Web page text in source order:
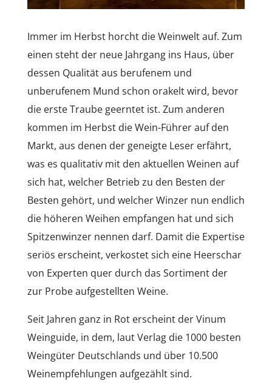
Immer im Herbst horcht die Weinwelt auf. Zum
einen steht der neue Jahrgang ins Haus, über
dessen Qualität aus berufenem und
unberufenem Mund schon orakelt wird, bevor
die erste Traube geerntet ist. Zum anderen
kommen im Herbst die Wein-Führer auf den
Markt, aus denen der geneigte Leser erfährt,
was es qualitativ mit den aktuellen Weinen auf
sich hat, welcher Betrieb zu den Besten der
Besten gehört, und welcher Winzer nun endlich
die höheren Weihen empfangen hat und sich
Spitzenwinzer nennen darf. Damit die Expertise
seriös erscheint, verkostet sich eine Heerschar
von Experten quer durch das Sortiment der
zur Probe aufgestellten Weine.
Seit Jahren ganz in Rot erscheint der Vinum
Weinguide, in dem, laut Verlag die 1000 besten
Weingüter Deutschlands und über 10.500
Weinempfehlungen aufgezählt sind.